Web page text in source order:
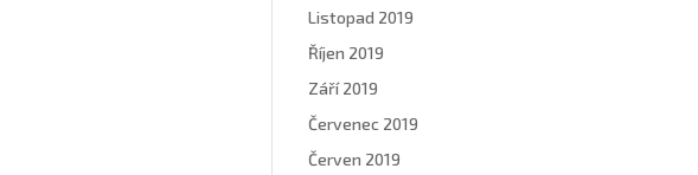
Listopad 2019
Říjen 2019
Září 2019
Červenec 2019
Červen 2019